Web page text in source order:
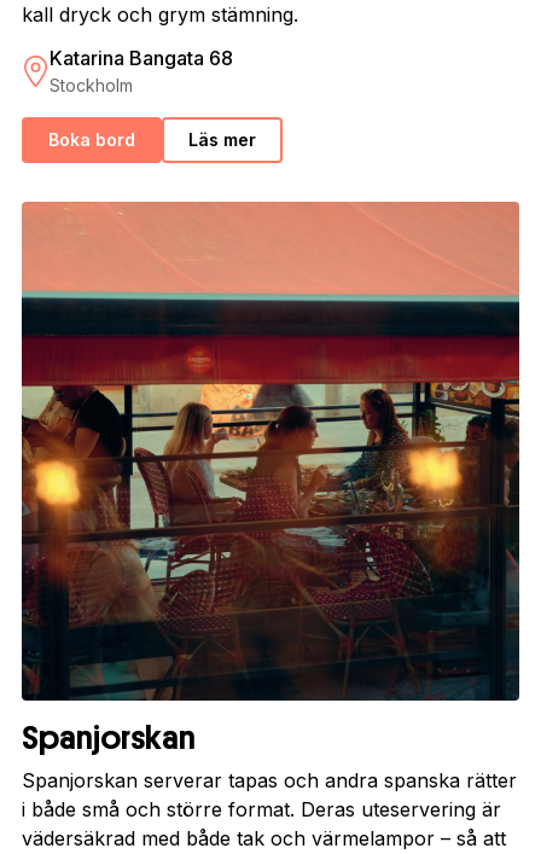
kall dryck och grym stämning.
Katarina Bangata 68
Stockholm
Boka bord Läs mer
Spanjorskan
Spanjorskan serverar tapas och andra spanska rätter
i både små och större format. Deras uteservering är
vädersäkrad med både tak och värmelampor – så att